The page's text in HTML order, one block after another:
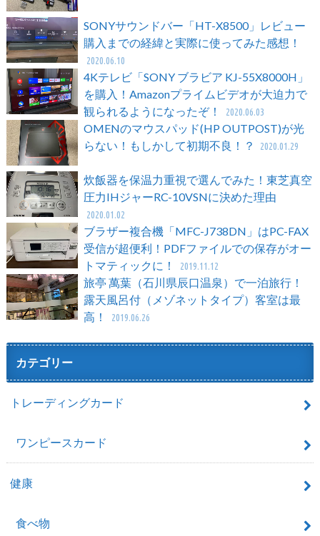
SONYサウンドバー「HT-X8500」レビュー
購入までの経緯と実際に使ってみた感想！
2020.06.10
4Kテレビ「SONY ブラビア KJ-55X8000H」
を購入！Amazonプライムビデオが大迫力で
観られるようになったぞ！
2020.06.03
OMENのマウスパッド(HP OUTPOST)が光
らない！もしかして初期不良！？
2020.01.29
炊飯器を保温力重視で選んでみた！東芝真空
圧力IHジャーRC-10VSNに決めた理由
2020.01.02
ブラザー複合機「MFC-J738DN」はPC-FAX
受信が超便利！PDFファイルでの保存がオー
トマティックに！
2019.11.12
旅亭 萬葉（石川県辰口温泉）で一泊旅行！
露天風呂付（メゾネットタイプ）客室は最
高！
2019.06.26
カテゴリー
トレーディングカード
ワンピースカード
健康
食べ物